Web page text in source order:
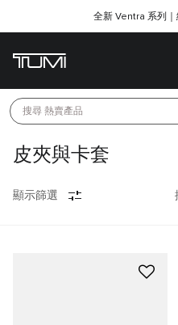
全新 Ventra 系列
搜尋 熱賣產品
皮夾與卡套
顯示篩選